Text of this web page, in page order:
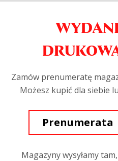
Zamów prenumeratę
Możesz kupić dla siebie
Magazyny wysyłamy